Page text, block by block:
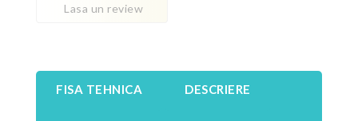
Lasa un review
FISA TEHNICA DESCRIERE